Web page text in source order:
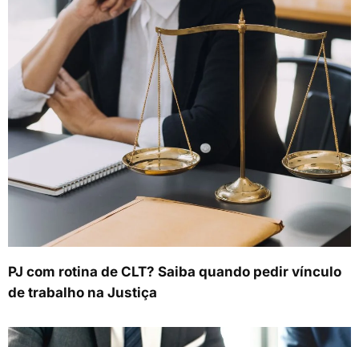
PJ com rotina de CLT? Saiba quando pedir vínculo
de trabalho na Justiça